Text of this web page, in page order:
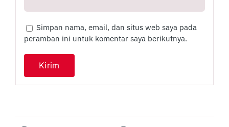
Simpan nama, email, dan situs web saya pada
peramban ini untuk komentar saya berikutnya.